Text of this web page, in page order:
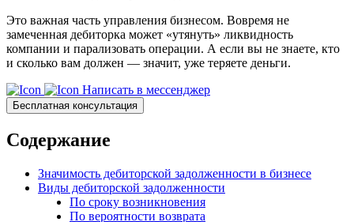
Это важная часть управления бизнесом. Вовремя не
замеченная дебиторка может «утянуть» ликвидность
компании и парализовать операции. А если вы не знаете, кто
и сколько вам должен — значит, уже теряете деньги.
Написать в мессенджер
Бесплатная консультация
Содержание
Значимость дебиторской задолженности в бизнесе
Виды дебиторской задолженности
По сроку возникновения
По вероятности возврата